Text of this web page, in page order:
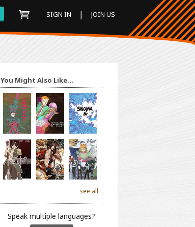
SIGN IN | JOIN US
You Might Also Like...
see all
Speak multiple languages?